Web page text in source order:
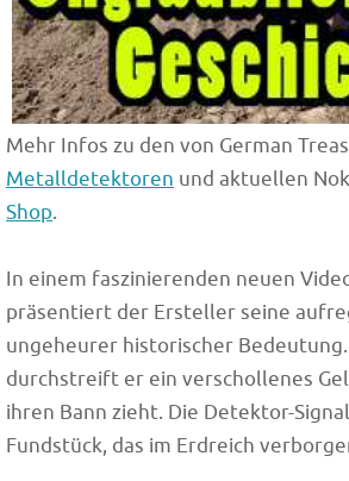
Mehr Infos zu den von German
Metalldetektoren und aktuellen
Shop.
In einem faszinierenden neuen
präsentiert der Ersteller seine
ungeheurer historischer
durchstreift er ein verschollenes
ihren Bann zieht. Die Detektor-
Fundstück, das im Erdreich